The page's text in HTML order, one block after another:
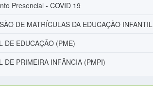
Presencial - COVID 19
DE MATRÍCULAS DA EDUCAÇÃO INFANTIL
DE EDUCAÇÃO (PME)
DE PRIMEIRA INFÂNCIA (PMPI)